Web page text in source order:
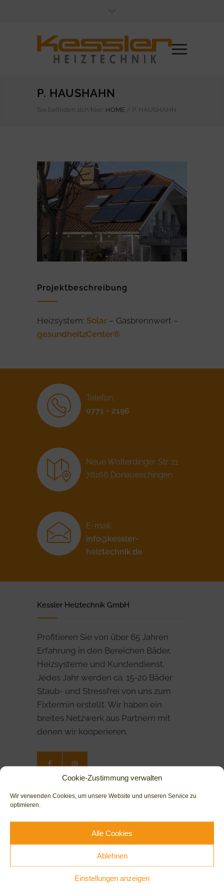
Cookie-Zustimmung verwalten
Wir verwenden Cookies, um unsere Website und unseren Service zu
optimieren.
Alle Cookies
Ablehnen
Einstellungen anzeigen
P. HAUSHAHN
Sie befinden sich hier: HOME / P. HAUSHAHN
Projektbeschreibung
Heizsystem: Solar – Gasbrennwert –
gesundheitzCenter®
Telefon:
0771 - 2196
Neue Wolterdinger Str. 21
78166 Donaueschingen
E-mail:
info@kessler-
heiztechnik.de
Kessler Heiztechnik GmbH
Profitieren Sie von über 65 Jahren
Erfahrung in den Bereichen Bäder,
Heizsysteme und Kundendienst.
Jedes Jahr werden ca. 15-20 Bäder
Staub- und Stressfrei von uns zum
Fixtermin erstellt. Wir haben ein
breites Netzwerk aus Partnern mit
denen wir kooperieren.
Leistungen
Heizungen
Service & Wartung
Planung